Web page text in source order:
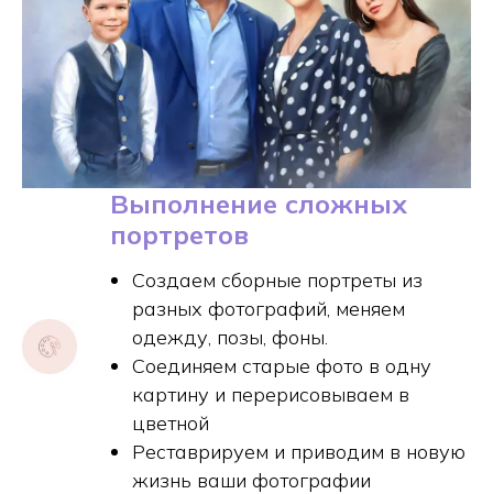
Выполнение сложных
портретов
Создаем сборные портреты из
разных фотографий, меняем
одежду, позы, фоны.
Соединяем старые фото в одну
картину и перерисовываем в
цветной
Реставрируем и приводим в новую
жизнь ваши фотографии